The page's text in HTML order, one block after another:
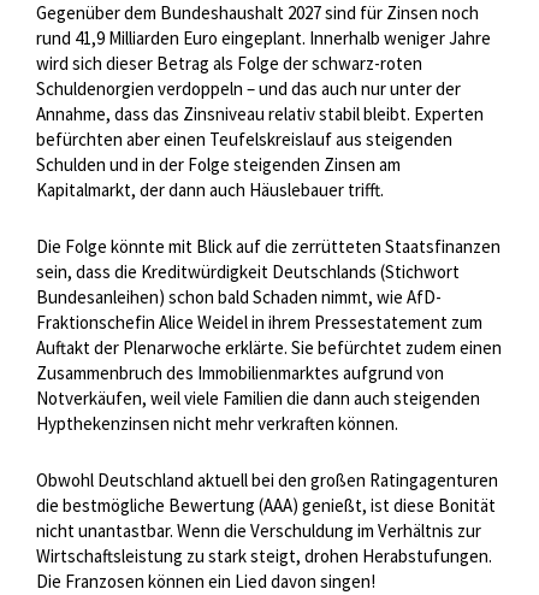
Gegenüber dem Bundeshaushalt 2027 sind für Zinsen noch
rund 41,9 Milliarden Euro eingeplant. Innerhalb weniger Jahre
wird sich dieser Betrag als Folge der schwarz-roten
Schuldenorgien verdoppeln – und das auch nur unter der
Annahme, dass das Zinsniveau relativ stabil bleibt. Experten
befürchten aber einen Teufelskreislauf aus steigenden
Schulden und in der Folge steigenden Zinsen am
Kapitalmarkt, der dann auch Häuslebauer trifft.
Die Folge könnte mit Blick auf die zerrütteten Staatsfinanzen
sein, dass die Kreditwürdigkeit Deutschlands (Stichwort
Bundesanleihen) schon bald Schaden nimmt, wie AfD-
Fraktionschefin Alice Weidel in ihrem Pressestatement zum
Auftakt der Plenarwoche erklärte. Sie befürchtet zudem einen
Zusammenbruch des Immobilienmarktes aufgrund von
Notverkäufen, weil viele Familien die dann auch steigenden
Hypthekenzinsen nicht mehr verkraften können.
Obwohl Deutschland aktuell bei den großen Ratingagenturen
die bestmögliche Bewertung (AAA) genießt, ist diese Bonität
nicht unantastbar. Wenn die Verschuldung im Verhältnis zur
Wirtschaftsleistung zu stark steigt, drohen Herabstufungen.
Die Franzosen können ein Lied davon singen!